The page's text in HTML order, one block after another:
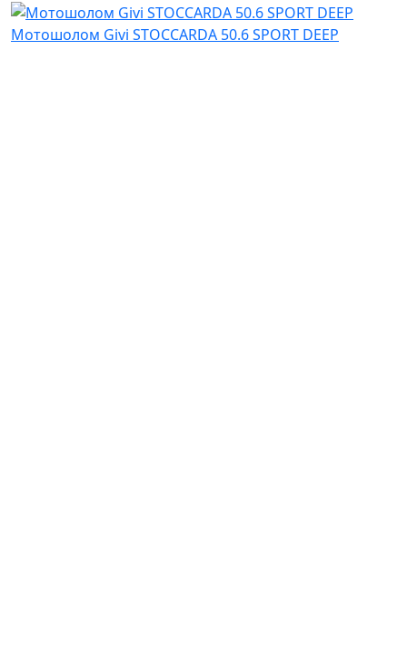
Мотошолом Givi STOCCARDA 50.6 SPORT DEEP